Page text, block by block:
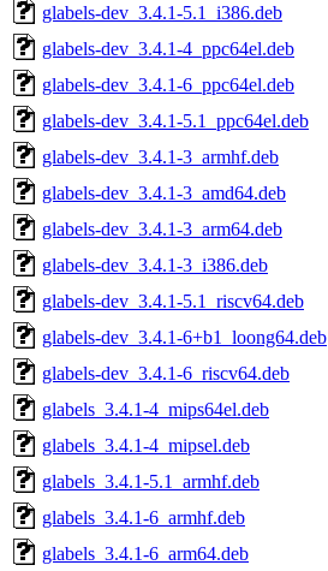
glabels-dev_3.4.1-5.1_i386.deb
glabels-dev_3.4.1-4_ppc64el.deb
glabels-dev_3.4.1-6_ppc64el.deb
glabels-dev_3.4.1-5.1_ppc64el.deb
glabels-dev_3.4.1-3_armhf.deb
glabels-dev_3.4.1-3_amd64.deb
glabels-dev_3.4.1-3_arm64.deb
glabels-dev_3.4.1-3_i386.deb
glabels-dev_3.4.1-5.1_riscv64.deb
glabels-dev_3.4.1-6+b1_loong64.deb
glabels-dev_3.4.1-6_riscv64.deb
glabels_3.4.1-4_mips64el.deb
glabels_3.4.1-4_mipsel.deb
glabels_3.4.1-5.1_armhf.deb
glabels_3.4.1-6_armhf.deb
glabels_3.4.1-6_arm64.deb